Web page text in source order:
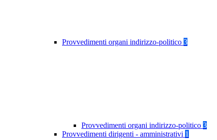
Provvedimenti organi indirizzo-politico 3
Provvedimenti organi indirizzo-politico 3
Provvedimenti dirigenti - amministrativi 1